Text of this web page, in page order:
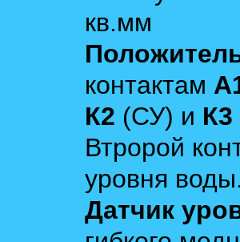
кв.мм
контактам
К2 (СУ) и К3
Втророй
уровня
Датчик